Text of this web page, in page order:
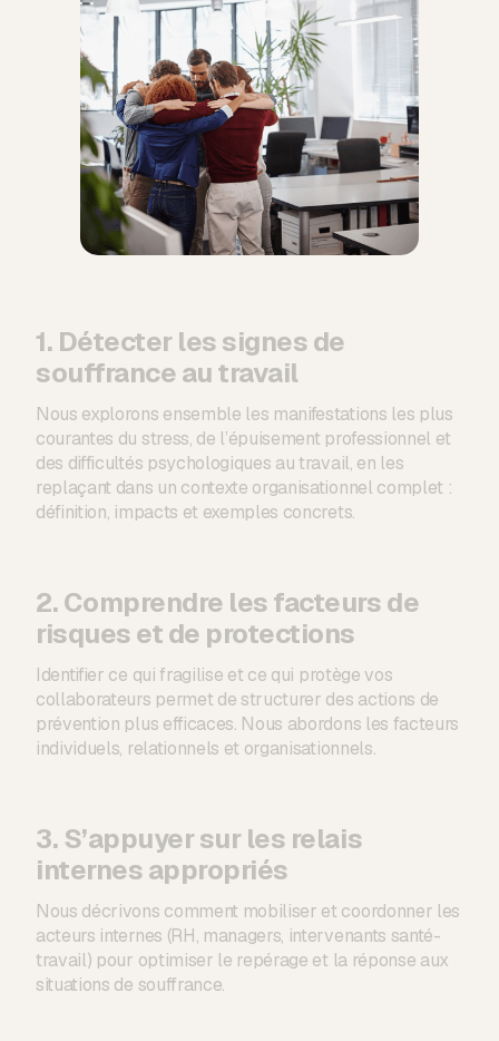
1. Détecter les signes de
souffrance au travail
Nous explorons ensemble les manifestations les plus
courantes du stress, de l’épuisement professionnel et
des difficultés psychologiques au travail, en les
replaçant dans un contexte organisationnel complet :
définition, impacts et exemples concrets.
2. Comprendre les facteurs de
risques et de protections
Identifier ce qui fragilise et ce qui protège vos
collaborateurs permet de structurer des actions de
prévention plus efficaces. Nous abordons les facteurs
individuels, relationnels et organisationnels.
3. S’appuyer sur les relais
internes appropriés
Nous décrivons comment mobiliser et coordonner les
acteurs internes (RH, managers, intervenants santé-
travail) pour optimiser le repérage et la réponse aux
situations de souffrance.